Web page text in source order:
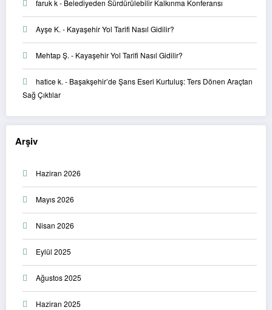
faruk k- Belediyeden Sürdürülebilir Kalkınma Konferansı
Ayşe K. - Kayaşehir Yol Tarifi Nasıl Gidilir?
Mehtap Ş. - Kayaşehir Yol Tarifi Nasıl Gidilir?
hatice k. - Başakşehir’de Şans Eseri Kurtuluş: Ters Dönen Araçtan
Sağ Çıktılar
Arşiv
Haziran 2026
Mayıs 2026
Nisan 2026
Eylül 2025
Ağustos 2025
Haziran 2025